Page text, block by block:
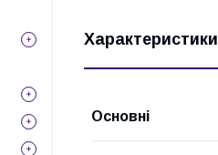
Характеристики
Основні